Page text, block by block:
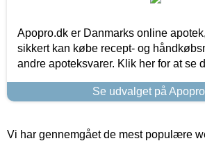
Apopro.dk er Danmarks online
sikkert kan købe recept- og
andre apoteksvarer. Klik her for at se
Se udvalget på
Vi har gennemgået de mest populære